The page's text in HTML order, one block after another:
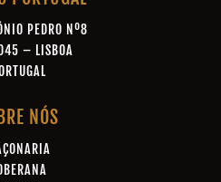
PEDRO Nº8
– LISBOA
NÓS